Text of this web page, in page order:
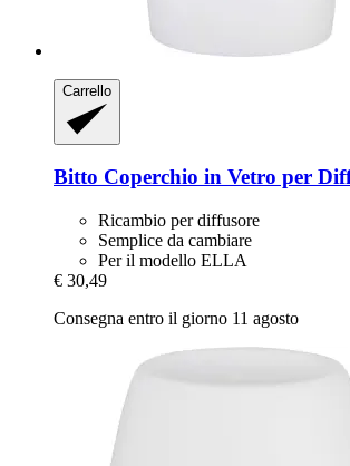
Carrello
Bitto Coperchio in Vetro per
Ricambio per diffusore
Semplice da cambiare
Per il modello ELLA
€ 30,49
Consegna entro il giorno 11 agosto